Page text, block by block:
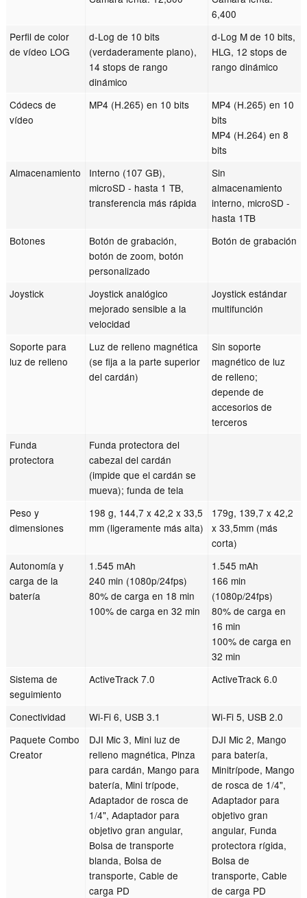
6,400
Perfil de color
de vídeo LOG
d-Log de 10 bits
(verdaderamente plano),
14 stops de rango
dinámico
d-Log M de 10 bits,
HLG, 12 stops de
rango dinámico
Códecs de
vídeo
MP4 (H.265) en 10 bits
MP4 (H.265) en 10
bits
MP4 (H.264) en 8
bits
Almacenamiento
Interno (107 GB),
microSD - hasta 1 TB,
transferencia más rápida
Sin
almacenamiento
interno, microSD -
hasta 1TB
Botones
Botón de grabación,
botón de zoom, botón
personalizado
Botón de grabación
Joystick
Joystick analógico
mejorado sensible a la
velocidad
Joystick estándar
multifunción
Soporte para
luz de relleno
Luz de relleno magnética
(se fija a la parte superior
del cardán)
Sin soporte
magnético de luz
de relleno;
depende de
accesorios de
terceros
Funda
protectora
Funda protectora del
cabezal del cardán
(impide que el cardán se
mueva); funda de tela
Peso y
dimensiones
198 g, 144,7 x 42,2 x 33,5
mm (ligeramente más alta)
179g, 139,7 x 42,2
x 33,5mm (más
corta)
Autonomía y
carga de la
batería
1.545 mAh
240 min (1080p/24fps)
80% de carga en 18 min
100% de carga en 32 min
1.545 mAh
166 min
(1080p/24fps)
80% de carga en
16 min
100% de carga en
32 min
Sistema de
seguimiento
ActiveTrack 7.0 ActiveTrack 6.0
Conectividad Wi-Fi 6, USB 3.1
Wi-Fi 5, USB 2.0
Paquete Combo
Creator
DJI Mic 3, Mini luz de
relleno magnética, Pinza
para cardán, Mango para
batería, Mini trípode,
Adaptador de rosca de
1/4", Adaptador para
objetivo gran angular,
Bolsa de transporte
blanda, Bolsa de
transporte, Cable de
carga PD
DJI Mic 2, Mango
para batería,
Minitrípode, Mango
de rosca de 1/4",
Adaptador para
objetivo gran
angular, Funda
protectora rígida,
Bolsa de
transporte, Cable
de carga PD